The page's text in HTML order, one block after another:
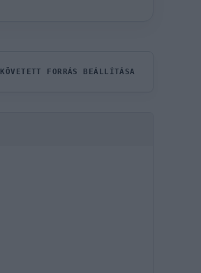
KÖVETETT FORRÁS BEÁLLÍTÁSA